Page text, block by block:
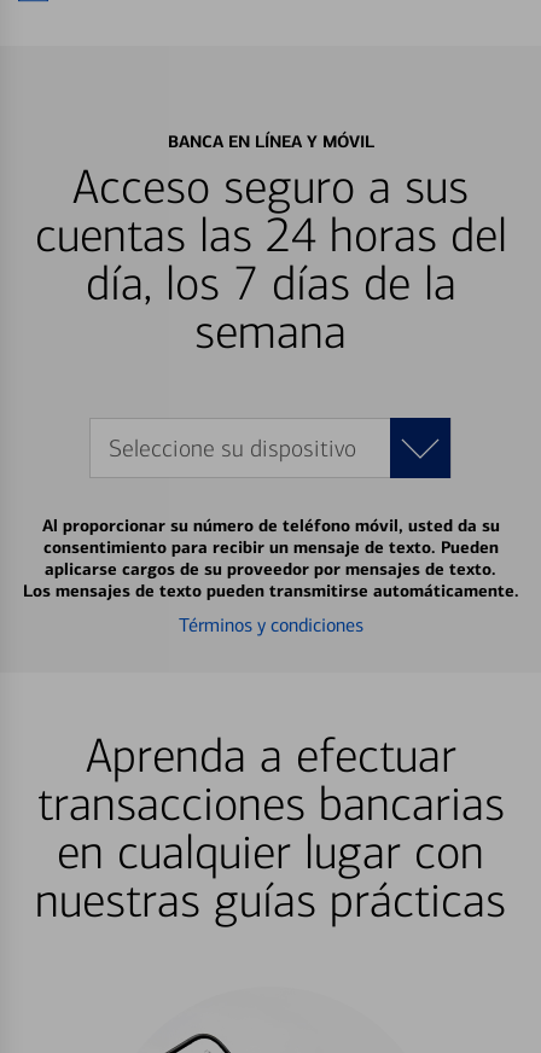
BANCA EN LÍNEA Y MÓVIL
Acceso seguro a sus
cuentas las 24 horas del
día, los 7 días de la
semana
Seleccione su dispositivo
Al proporcionar su número de teléfono móvil, usted da su
consentimiento para recibir un mensaje de texto. Pueden
aplicarse cargos de su proveedor por mensajes de texto.
Los mensajes de texto pueden transmitirse automáticamente.
Términos y condiciones
Aprenda a efectuar
transacciones bancarias
en cualquier lugar con
nuestras guías prácticas